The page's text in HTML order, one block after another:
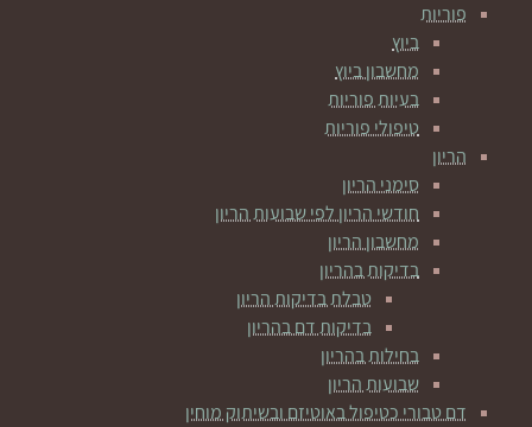
פוריות
ביוץ
מחשבון ביוץ
בעיות פוריות
טיפולי פוריות
הריון
סימני הריון
חודשי הריון לפי שבועות הריון
מחשבון הריון
בדיקות בהריון
טבלת בדיקות הריון
בדיקות דם בהריון
בחילות בהריון
שבועות הריון
דם טבורי כטיפול באוטיזם ובשיתוק מוחין